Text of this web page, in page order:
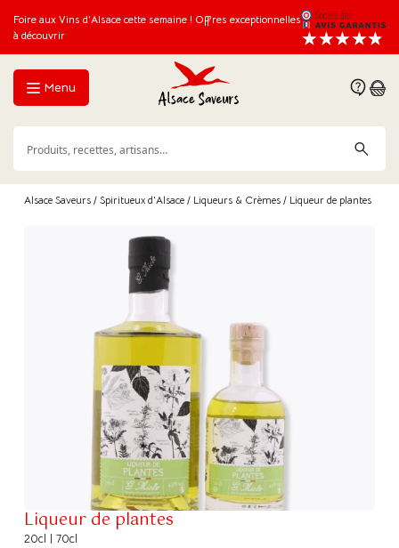
Foire aux Vins d’Alsace cette semaine ! Offres exceptionnelles
à découvrir
Menu
Alsace Saveurs / Spiritueux d'Alsace / Liqueurs & Crèmes / Liqueur de plantes
Liqueur de plantes
20cl | 70cl